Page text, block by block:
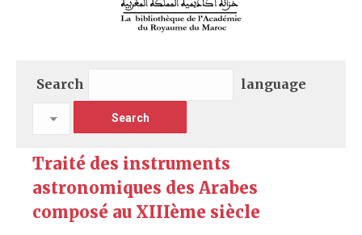
Search language
Traité des instruments
astronomiques des Arabes
composé au XIIIème siècle